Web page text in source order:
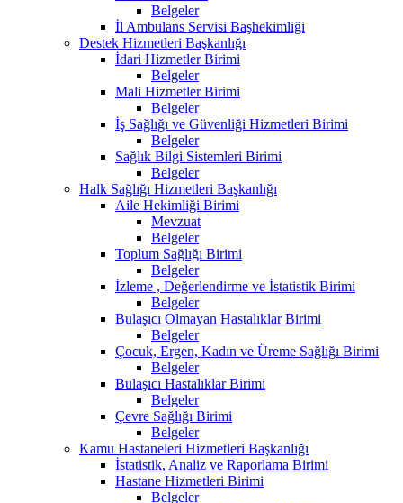
Belgeler
İl Ambulans Servisi Başhekimliği
Destek Hizmetleri Başkanlığı
İdari Hizmetler Birimi
Belgeler
Mali Hizmetler Birimi
Belgeler
İş Sağlığı ve Güvenliği Hizmetleri Birimi
Belgeler
Sağlık Bilgi Sistemleri Birimi
Belgeler
Halk Sağlığı Hizmetleri Başkanlığı
Aile Hekimliği Birimi
Mevzuat
Belgeler
Toplum Sağlığı Birimi
Belgeler
İzleme , Değerlendirme ve İstatistik Birimi
Belgeler
Bulaşıcı Olmayan Hastalıklar Birimi
Belgeler
Çocuk, Ergen, Kadın ve Üreme Sağlığı Birimi
Belgeler
Bulaşıcı Hastalıklar Birimi
Belgeler
Çevre Sağlığı Birimi
Belgeler
Kamu Hastaneleri Hizmetleri Başkanlığı
İstatistik, Analiz ve Raporlama Birimi
Hastane Hizmetleri Birimi
Belgeler